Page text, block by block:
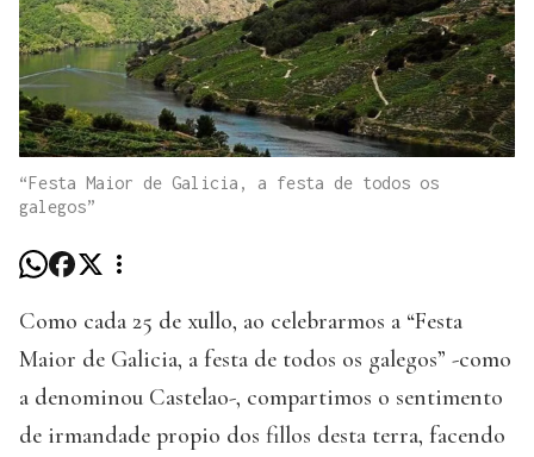
“Festa Maior de Galicia, a festa de todos os
galegos”
Como cada 25 de xullo, ao celebrarmos a “Festa
Maior de Galicia, a festa de todos os galegos” -como
a denominou Castelao-, compartimos o sentimento
de irmandade propio dos fillos desta terra, facendo